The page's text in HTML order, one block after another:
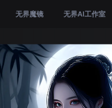
无界魔镜 无界AI工作室